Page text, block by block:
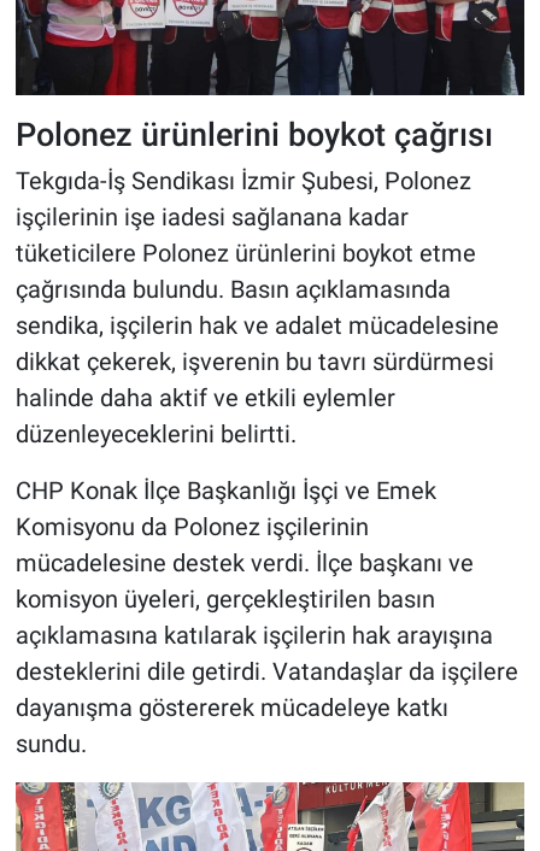
Polonez ürünlerini boykot çağrısı
Tekgıda-İş Sendikası İzmir Şubesi, Polonez
işçilerinin işe iadesi sağlanana kadar
tüketicilere Polonez ürünlerini boykot etme
çağrısında bulundu. Basın açıklamasında
sendika, işçilerin hak ve adalet mücadelesine
dikkat çekerek, işverenin bu tavrı sürdürmesi
halinde daha aktif ve etkili eylemler
düzenleyeceklerini belirtti.
CHP Konak İlçe Başkanlığı İşçi ve Emek
Komisyonu da Polonez işçilerinin
mücadelesine destek verdi. İlçe başkanı ve
komisyon üyeleri, gerçekleştirilen basın
açıklamasına katılarak işçilerin hak arayışına
desteklerini dile getirdi. Vatandaşlar da işçilere
dayanışma göstererek mücadeleye katkı
sundu.